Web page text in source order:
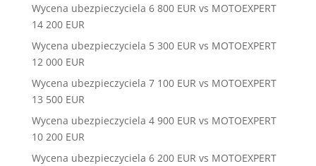
Wycena ubezpieczyciela 6 800 EUR vs MOTOEXPERT
14 200 EUR
Wycena ubezpieczyciela 5 300 EUR vs MOTOEXPERT
12 000 EUR
Wycena ubezpieczyciela 7 100 EUR vs MOTOEXPERT
13 500 EUR
Wycena ubezpieczyciela 4 900 EUR vs MOTOEXPERT
10 200 EUR
Wycena ubezpieczyciela 6 200 EUR vs MOTOEXPERT